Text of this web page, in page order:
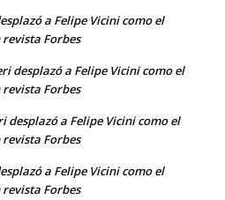
a Felipe Vicini como el
Forbes
desplazó a Felipe Vicini como el
Forbes
desplazó a Felipe Vicini como el
Forbes
a Felipe Vicini como el
Forbes